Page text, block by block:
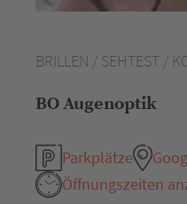
BRILLEN / SEHTEST /
BO Augenoptik
Parkplätze
Öffnungszeiten